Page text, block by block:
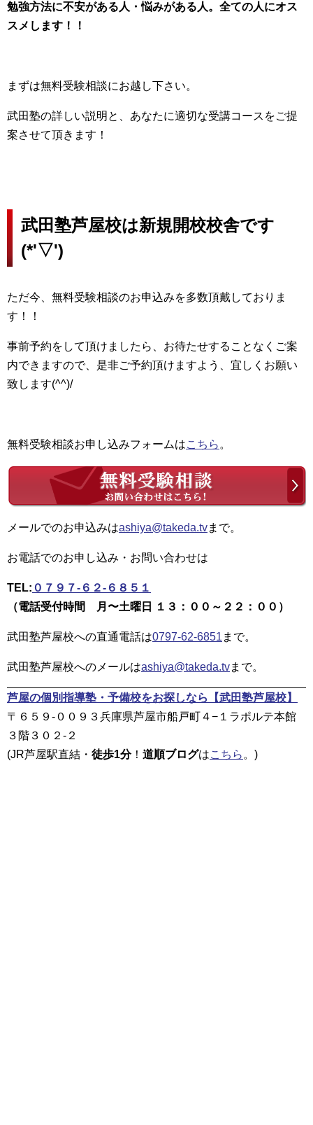
勉強方法に不安がある人・悩みがある人。全ての人にオス
スメします！！
まずは無料受験相談にお越し下さい。
武田塾の詳しい説明と、あなたに適切な受講コースをご提
案させて頂きます！
武田塾芦屋校は新規開校校舎です
(*'▽')
ただ今、無料受験相談のお申込みを多数頂戴しておりま
す！！
事前予約をして頂けましたら、お待たせすることなくご案
内できますので、是非ご予約頂けますよう、宜しくお願い
致します(^^)/
無料受験相談お申し込みフォームはこちら 。
メールでのお申込みはashiya@takeda.tvまで。
お電話でのお申し込み・お問い合わせは
TEL: ０７９７-６２-６８５１
（電話受付時間 月〜土曜日 １３：００～２２：００）
武田塾芦屋校への直通電話は0797-62-6851 まで。
武田塾芦屋校へのメールはashiya@takeda.tvまで。
芦屋の個別指導塾・予備校をお探しなら
【武田塾芦屋校】
〒６５９-００９３兵庫県芦屋市船戸町４−１ラポルテ本館
３階３０２-２
(JR芦屋駅直結・ 徒歩1分！ 道順ブログはこちら 。)